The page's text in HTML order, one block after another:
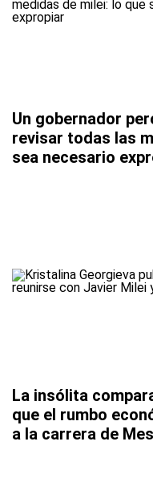
Un gobernador
revisar todas las
sea necesario
La insólita
que el rumbo
a la carrera de